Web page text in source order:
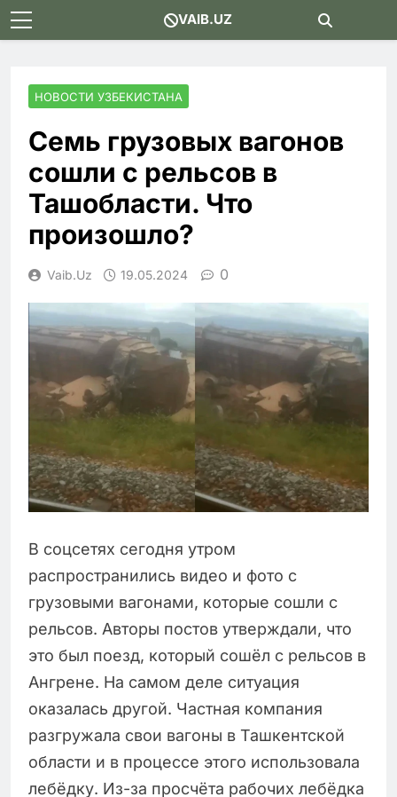
Skip
to
VAIB.UZ
НОВОСТИ УЗБЕКИСТАНА
Семь грузовых вагонов
сошли с рельсов в
Ташобласти. Что
произошло?
Vaib.uz 19.05.2024 0
В соцсетях сегодня утром
распространились видео и фото с
грузовыми вагонами, которые сошли с
рельсов. Авторы постов утверждали, что
это был поезд, который сошёл с рельсов в
Ангрене. На самом деле ситуация
оказалась другой. Частная компания
разгружала свои вагоны в Ташкентской
области и в процессе этого использовала
лебёдку. Из-за просчёта рабочих лебёдка